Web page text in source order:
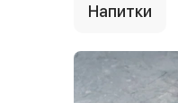
Напитки